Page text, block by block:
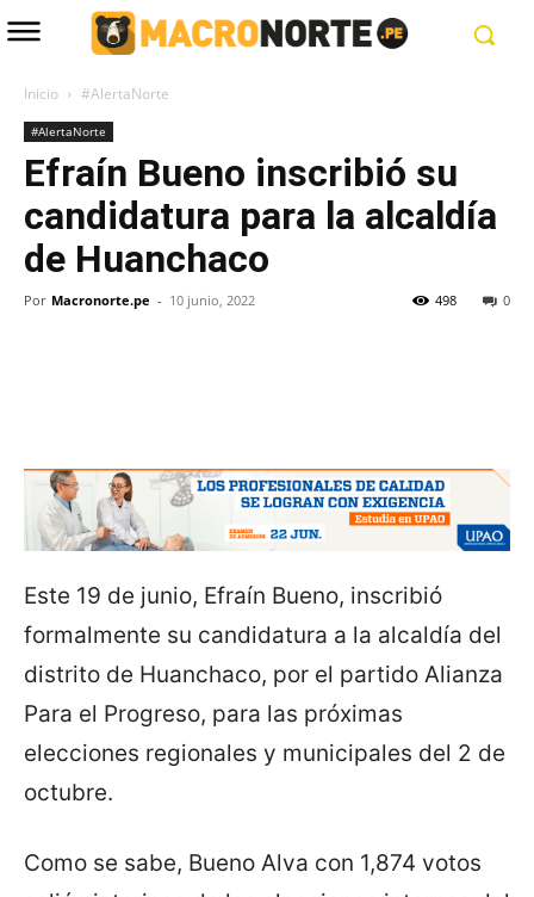
Inicio #AlertaNorte
#AlertaNorte
Efraín Bueno inscribió su
candidatura para la alcaldía
de Huanchaco
Por Macronorte.pe - 10 junio, 2022 0
498
Este 19 de junio, Efraín Bueno, inscribió
formalmente su candidatura a la alcaldía del
distrito de Huanchaco, por el partido Alianza
Para el Progreso, para las próximas
elecciones regionales y municipales del 2 de
octubre.
Como se sabe, Bueno Alva con 1,874 votos